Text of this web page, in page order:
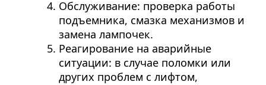
Обслуживание: проверка работы
подъемника, смазка механизмов и
замена лампочек.
Реагирование на аварийные
ситуации: в случае поломки или
других проблем с лифтом,